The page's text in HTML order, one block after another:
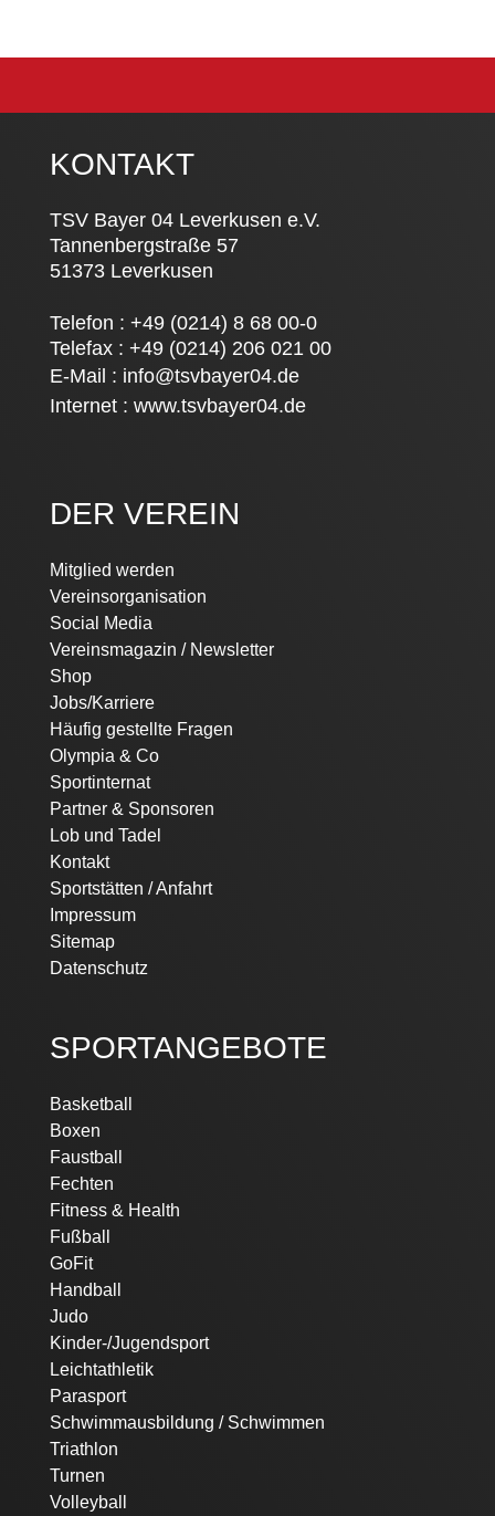
KONTAKT
TSV Bayer 04 Leverkusen e.V.
Tannenbergstraße 57
51373 Leverkusen
Telefon : +49 (0214) 8 68 00-0
Telefax : +49 (0214) 206 021 00
E-Mail : info@tsvbayer04.de
Internet : www.tsvbayer04.de
DER VEREIN
Navigation
überspringen
Mitglied werden
Vereinsorganisation
Social Media
Vereinsmagazin / Newsletter
Shop
Jobs/Karriere
Häufig gestellte Fragen
Olympia & Co
Sportinternat
Partner & Sponsoren
Lob und Tadel
Kontakt
Sportstätten / Anfahrt
Impressum
Sitemap
Datenschutz
SPORTANGEBOTE
Navigation
überspringen
Basketball
Boxen
Faustball
Fechten
Fitness & Health
Fußball
GoFit
Handball
Judo
Kinder-/Jugendsport
Leichtathletik
Parasport
Schwimmausbildung / Schwimmen
Triathlon
Turnen
Volleyball